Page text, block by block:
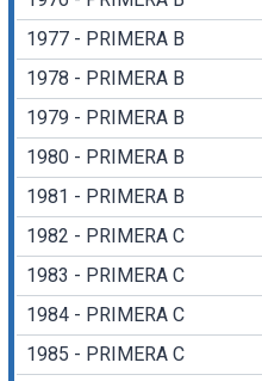
1977 - PRIMERA B
1978 - PRIMERA B
1979 - PRIMERA B
1980 - PRIMERA B
1981 - PRIMERA B
1982 - PRIMERA C
1983 - PRIMERA C
1984 - PRIMERA C
1985 - PRIMERA C